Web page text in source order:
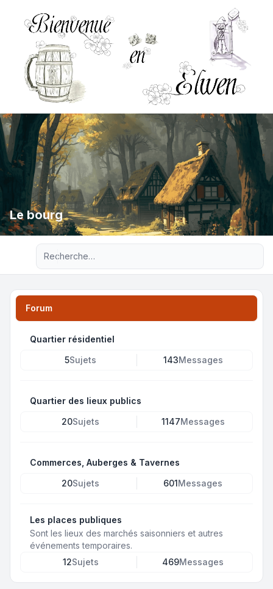
Le bourg
Recherche avancée
Forum
Quartier résidentiel
5Sujets 143Messages
Quartier des lieux publics
20Sujets 1147Messages
Commerces, Auberges & Tavernes
20Sujets 601Messages
Les places publiques
Sont les lieux des marchés saisonniers et autres
événements temporaires.
12Sujets 469Messages